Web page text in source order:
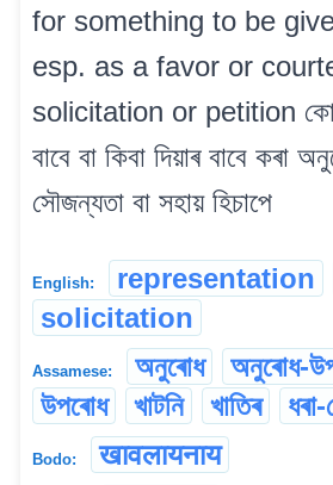
for something to be
esp. as a favor or
solicitation or petition
বাবে বা কিবা দিয়াৰ বাবে কৰা
সৌজন্যতা বা সহায় হিচাপে
English: representation
solicitation
Assamese: অনুৰোধ অনুৰোধ-
উপৰোধ
খাটনি খাতিৰ ধৰা-
Bodo: खावलायनाय